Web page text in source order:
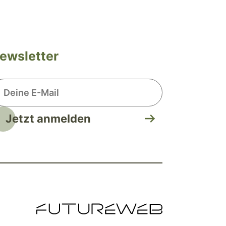
Jetzt anmelden